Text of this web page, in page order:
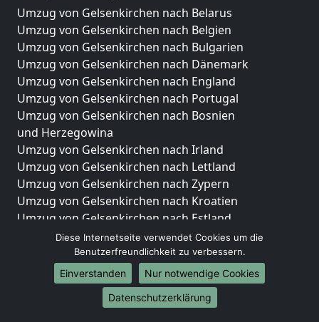
Umzug von Gelsenkirchen nach Belarus
Umzug von Gelsenkirchen nach Belgien
Umzug von Gelsenkirchen nach Bulgarien
Umzug von Gelsenkirchen nach Dänemark
Umzug von Gelsenkirchen nach England
Umzug von Gelsenkirchen nach Portugal
Umzug von Gelsenkirchen nach Bosnien
und Herzegowina
Umzug von Gelsenkirchen nach Irland
Umzug von Gelsenkirchen nach Lettland
Umzug von Gelsenkirchen nach Zypern
Umzug von Gelsenkirchen nach Kroatien
Umzug von Gelsenkirchen nach Estland
Umzug von Gelsenkirchen nach Finnland
Umzug von Gelsenkirchen nach Frankreich
Umzug von Gelsenkirchen nach Griechenland
Umzug von Gelsenkirchen nach Italien
Umzug von Gelsenkirchen nach Liechtenstein
Diese Internetseite verwendet Cookies um die
Benutzerfreundlichkeit zu verbessern.
Einverstanden
Nur notwendige Cookies
Datenschutzerklärung